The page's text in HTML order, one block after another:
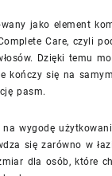
jako element
Care, czyli
Dzięki temu
kończy się na
pasm.
wygodę
się zarówno w
dla osób, które